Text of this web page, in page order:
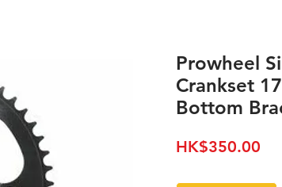
Prowheel
Crankset
Bottom
HK$350.00